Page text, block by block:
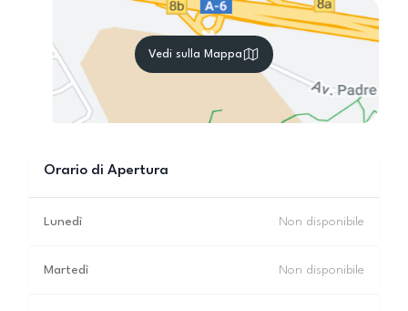
Vedi sulla Mappa
Orario di Apertura
Lunedì Non disponibile
Martedì Non disponibile